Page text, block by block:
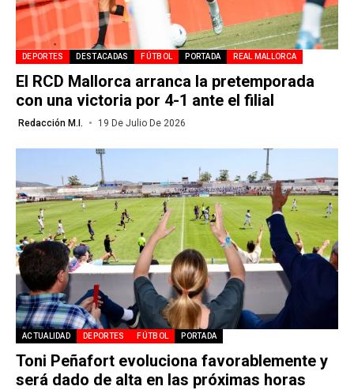
DEPORTES DESTACADAS FÚTBOL PORTADA REAL MALLORCA
El RCD Mallorca arranca la pretemporada
con una victoria por 4-1 ante el filial
Redacción M.I. 19 De Julio De 2026
ACTUALIDAD DEPORTES FÚTBOL PORTADA
Toni Peñafort evoluciona favorablemente y
será dado de alta en las próximas horas